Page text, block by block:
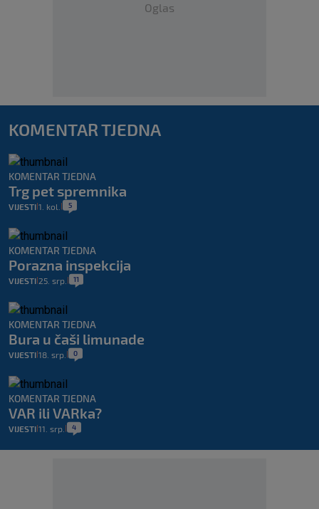
Oglas
KOMENTAR TJEDNA
KOMENTAR TJEDNA
Trg pet spremnika
VIJESTI 1. kol. 5
KOMENTAR TJEDNA
Porazna inspekcija
VIJESTI 25. srp. 11
KOMENTAR TJEDNA
Bura u čaši limunade
VIJESTI 18. srp. 0
KOMENTAR TJEDNA
VAR ili VARka?
VIJESTI 11. srp. 4